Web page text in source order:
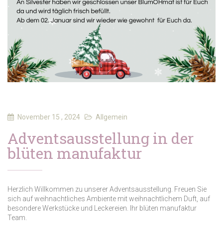
November 15 , 2024 Allgemein
Adventsausstellung in der
blüten manufaktur
Herzlich Willkommen zu unserer Adventsausstellung. Freuen Sie
sich auf weihnachtliches Ambiente mit weihnachtlichem Duft, auf
besondere Werkstücke und Leckereien. Ihr blüten manufaktur
Team.